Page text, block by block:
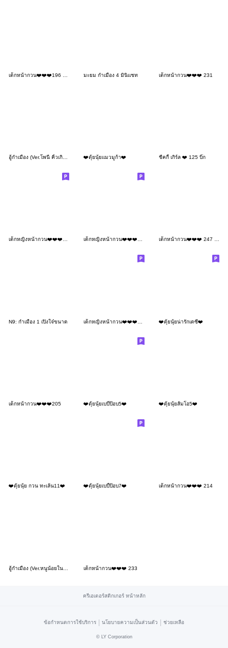
มะยม กำเมือง 4 มินิแชท เด็กหน้ากวน❤️❤️❤️ 231
❤️ตุ้ยนุ้ยแมวมูก้า❤️ ชีคกี้ เกิร์ล ❤️ 125 บิ๊ก
เด็กหญิงหน้ากวน❤️❤️❤️189 No Text เด็กหญิงหน้ากวน❤️❤️❤️184 เด็กหน้ากวน❤️❤️❤️ 247 BIG
N9: กำเมือง 1 เปิงใจ๋ขนาด ❤️ตุ้ยนุ้ยน่ารักเดซี่❤️
เด็กหน้ากวน❤️❤️❤️205 ❤️ตุ้ยนุ้ยเบบี๋ป๊อบ5❤️ ❤️ตุ้ยนุ้ยส้มโอ5❤️
❤️ตุ้ยนุ้ย กวน ทะเล้น11❤️ ❤️ตุ้ยนุ้ยเบบี้ป๊อบ7❤️ เด็กหน้ากวน❤️❤️❤️ 214
เด็กหน้ากวน❤️❤️❤️ 233
ครีเอเตอร์สติกเกอร์ หน้าหลัก
ข้อกำหนดการใช้บริการ | นโยบายความเป็นส่วนตัว | ช่วยเหลือ
© LY Corporation